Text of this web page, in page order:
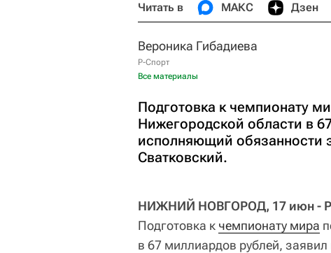
Читать в МАКС Дзен
Вероника Гибадиева
Р-Спорт
Все материалы
Подготовка к чемпионату
Нижегородской области в
исполняющий обязанности
Сватковский.
НИЖНИЙ НОВГОРОД, 17 июн -
Подготовка к чемпионату мира
в 67 миллиардов рублей,